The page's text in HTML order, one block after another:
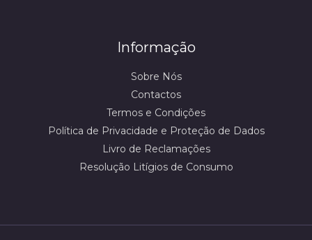
Informação
Sobre Nós
Contactos
Termos e Condições
Política de Privacidade e Proteção de Dados
Livro de Reclamações
Resolução Litígios de Consumo